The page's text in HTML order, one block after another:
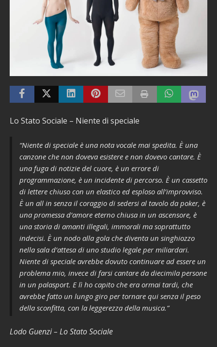
Lo Stato Sociale – Niente di speciale
“Niente di speciale è una nota vocale mai spedita. È una
canzone che non doveva esistere e non dovevo cantare. È
una fuga di notizie del cuore, è un errore di
programmazione, è un incidente di percorso. È un cassetto
di lettere chiuso con un elastico ed esploso all’improvviso.
È un all in senza il coraggio di sedersi al tavolo da poker, è
una promessa d’amore eterno chiusa in un ascensore, è
una storia di amanti illegali, immorali ma soprattutto
indecisi. È un nodo alla gola che diventa un singhiozzo
nella sala d’attesa di uno studio legale per miliardari.
Niente di speciale avrebbe dovuto continuare ad essere un
problema mio, invece di farsi cantare da diecimila persone
in un palasport. E lì ho capito che era ormai tardi, che
avrebbe fatto un lungo giro per tornare qui senza il peso
della sconfitta, con la leggerezza della musica.”
Lodo Guenzi – Lo Stato Sociale